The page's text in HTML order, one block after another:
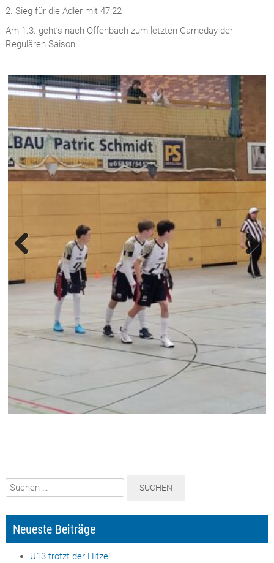
2. Sieg für die Adler mit 47:22
Am 1.3. geht’s nach Offenbach zum letzten Gameday der
Regulären Saison.
Next
Suchen
nach:
Neueste Beiträge
U13 trotzt der Hitze!